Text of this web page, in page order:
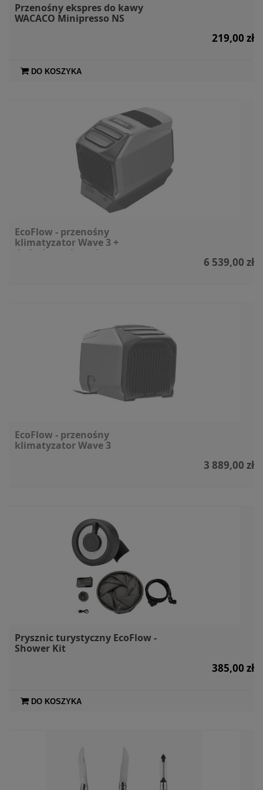
Przenośny ekspres do kawy
WACACO Minipresso NS
219,00 zł
DO KOSZYKA
EcoFlow - przenośny
klimatyzator Wave 3 +
dodatkowa bateria
6 539,00 zł
EcoFlow - przenośny
klimatyzator Wave 3
3 889,00 zł
Prysznic turystyczny EcoFlow -
Shower Kit
385,00 zł
DO KOSZYKA